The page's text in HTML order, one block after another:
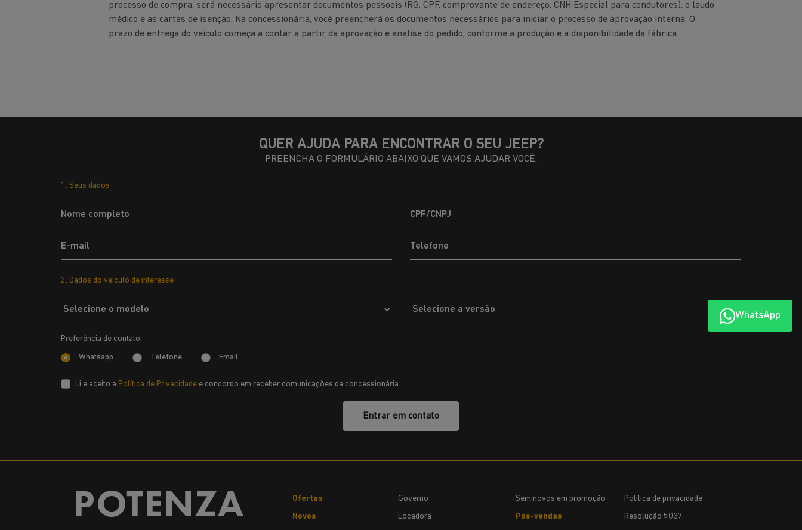
processo de compra, será necessário apresentar documentos pessoais (RG, CPF, comprovante de endereço, CNH Especial para condutores), o laudo
médico e as cartas de isenção. Na concessionária, você preencherá os documentos necessários para iniciar o processo de aprovação interna. O
prazo de entrega do veículo começa a contar a partir da aprovação e análise do pedido, conforme a produção e a disponibilidade da fábrica.
QUER AJUDA PARA ENCONTRAR O SEU JEEP?
PREENCHA O FORMULÁRIO ABAIXO QUE VAMOS AJUDAR VOCÊ.
1. Seus dados
2. Dados do veículo de interesse
Preferência de contato:
Whatsapp Telefone Email
Li e aceito a Política de Privacidade e concordo em receber comunicações da concessionária.
Entrar em contato
WhatsApp
Ofertas
Novos
Governo
Locadora
Seminovos em promoção
Pós-vendas
Política de privacidade
Resolução 5037